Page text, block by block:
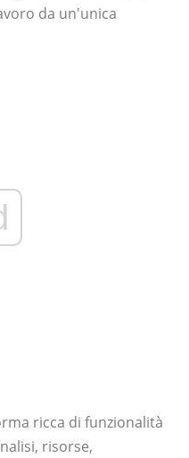
da un'unica
ricca di funzionalità
risorse,